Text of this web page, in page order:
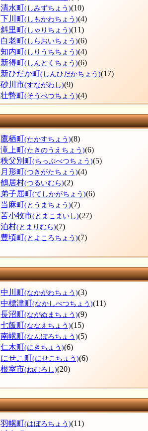
清水町(しみずちょう)(10)
下川町(しもかわちょう)(4)
斜里町(しゃりちょう)(11)
白老町(しらおいちょう)(6)
知内町(しりうちちょう)(4)
新得町(しんとくちょう)(6)
新ひだか町(しんひだかちょう)(17)
砂川市(すながわし)(9)
壮瞥町(そうべつちょう)(4)
鷹栖町(たかすちょう)(8)
滝上町(たきのうえちょう)(6)
秩父別町(ちっぷべつちょう)(5)
月形町(つきがたちょう)(4)
鶴居村(つるいむら)(2)
弟子屈町(てしかがちょう)(6)
当麻町(とうまちょう)(7)
苫小牧市(とまこまいし)(27)
泊村(とまりむら)(7)
豊頃町(とよころちょう)(7)
中川町(なかがわちょう)(3)
中標津町(なかしべつちょう)(11)
長沼町(ながぬまちょう)(9)
七飯町(ななえちょう)(15)
南幌町(なんぽろちょう)(5)
仁木町(にきちょう)(6)
にせこ町(にせこちょう)(6)
根室市(ねむろし)(20)
羽幌町(はぼろちょう)(11)